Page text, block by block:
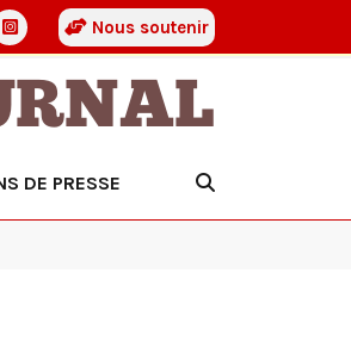
Nous soutenir
DE PRESSE